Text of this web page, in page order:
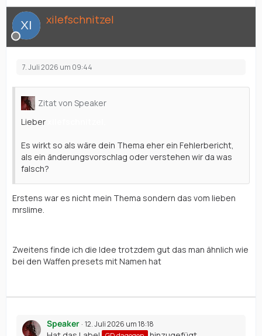
xilefschnitzel
7. Juli 2026 um 09:44
Zitat von Speaker
Lieber
Es wirkt so als wäre dein Thema eher ein Fehlerbericht,
als ein änderungsvorschlag oder verstehen wir da was
falsch?
Erstens war es nicht mein Thema sondern das vom lieben
mrslime.
Zweitens finde ich die Idee trotzdem gut das man ähnlich wie
bei den Waffen presets mit Namen hat
Speaker 12. Juli 2026 um 18:18